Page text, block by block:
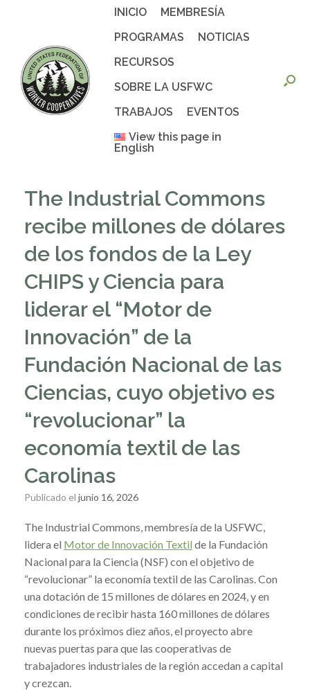
INICIO
MEMBRESÍA
PROGRAMAS
NOTICIAS
RECURSOS
SOBRE LA USFWC
TRABAJOS
EVENTOS
View this page in
English
The Industrial Commons
recibe millones de dólares
de los fondos de la Ley
CHIPS y Ciencia para
liderar el “Motor de
Innovación” de la
Fundación Nacional de las
Ciencias, cuyo objetivo es
“revolucionar” la
economía textil de las
Carolinas
Publicado el junio 16, 2026
The Industrial Commons, membresía de la USFWC,
lidera el Motor de Innovación Textil de la Fundación
Nacional para la Ciencia (NSF) con el objetivo de
“revolucionar” la economía textil de las Carolinas. Con
una dotación de 15 millones de dólares en 2024, y en
condiciones de recibir hasta 160 millones de dólares
durante los próximos diez años, el proyecto abre
nuevas puertas para que las cooperativas de
trabajadores industriales de la región accedan a capital
y crezcan.